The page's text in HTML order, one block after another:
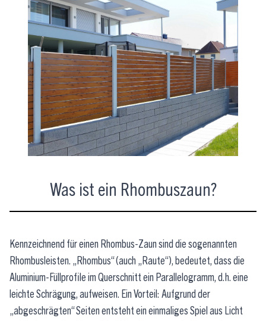
Was ist ein Rhombuszaun?
Kennzeichnend für einen Rhombus-Zaun sind die sogenannten
Rhombusleisten. „Rhombus“ (auch „Raute“), bedeutet, dass die
Aluminium-Füllprofile im Querschnitt ein Parallelogramm, d.h. eine
leichte Schrägung, aufweisen. Ein Vorteil: Aufgrund der
„abgeschrägten“ Seiten entsteht ein einmaliges Spiel aus Licht